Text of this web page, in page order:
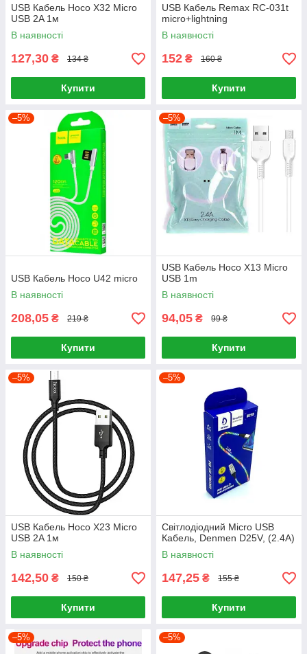
USB Кабель Hoco X32 Micro
USB 2A 1м
В наявності
127,30 ₴ 134 ₴
Купити
USB Кабель Remax RC-031t
micro+lightning
В наявності
152 ₴ 160 ₴
Купити
–5%
USB Кабель Hoco U42 micro
В наявності
208,05 ₴ 219 ₴
Купити
–5%
USB Кабель Hoco X13 Micro
USB 1m
В наявності
94,05 ₴ 99 ₴
Купити
–5%
USB Кабель Hoco X23 Micro
USB 2A 1м
В наявності
142,50 ₴ 150 ₴
Купити
–5%
Світлодіодний Micro USB
Кабель, Denmen D25V, (2.4A)
В наявності
147,25 ₴ 155 ₴
Купити
–5% –5%